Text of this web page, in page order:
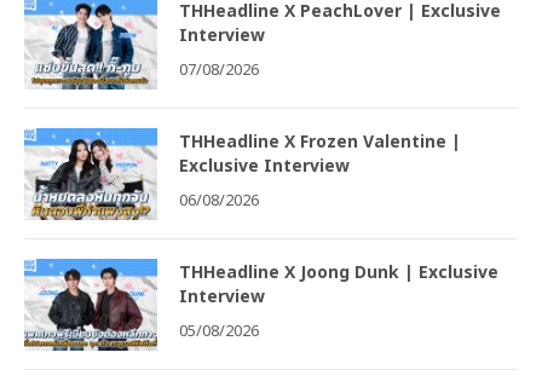
THHeadline X PeachLover | Exclusive
Interview
07/08/2026
THHeadline X Frozen Valentine |
Exclusive Interview
06/08/2026
THHeadline X Joong Dunk | Exclusive
Interview
05/08/2026